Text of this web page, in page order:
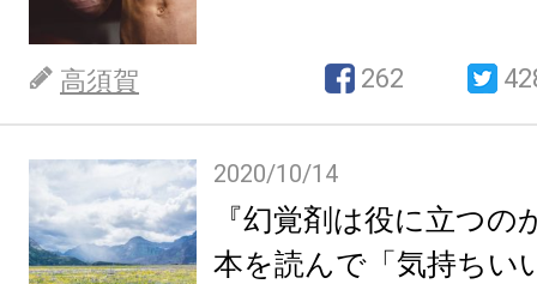
高須賀 262
2020/10/14
『幻覚剤は役に立つ
本を読んで「気持ちい